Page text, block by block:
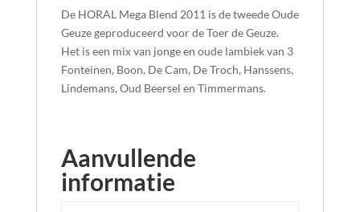
De HORAL Mega Blend 2011 is de tweede Oude
Geuze geproduceerd voor de Toer de Geuze.
Het is een mix van jonge en oude lambiek van 3
Fonteinen, Boon, De Cam, De Troch, Hanssens,
Lindemans, Oud Beersel en Timmermans.
Aanvullende
informatie